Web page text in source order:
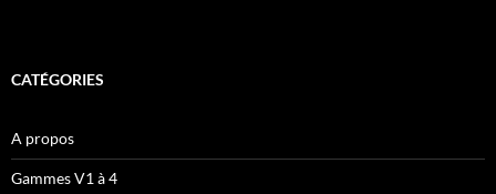
CATÉGORIES
A propos
Gammes V1 à 4